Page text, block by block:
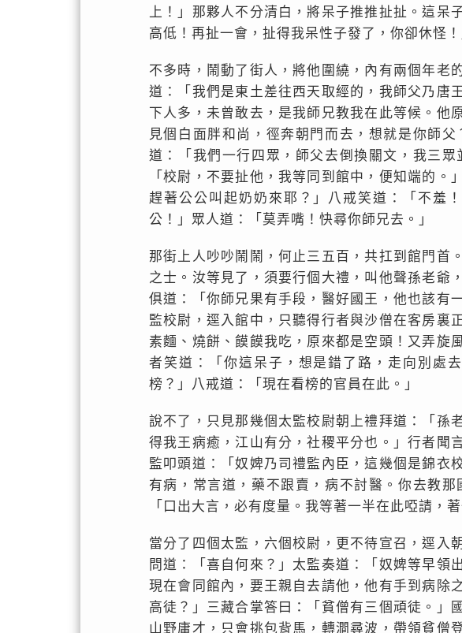
上！」那夥人不分清白，將呆子推推扯扯。這呆
高低！再扯一會，扯得我呆性子發了，你卻休怪！
不多時，鬧動了街人，將他圍繞，內有兩個年老
道：「我們是東土差往西天取經的，我師父乃唐
下人多，未曾敢去，是我師兄教我在此等候。
見個白面胖和尚，徑奔朝門而去，想就是你師
道：「我們一行四眾，師父去倒換關文，我三
「校尉，不要扯他，我等同到館中，便知端的
趕著公公叫起奶奶來耶？」八戒笑道：「不羞
公！」眾人道：「莫弄嘴！快尋你師兄去。」
那街上人吵吵鬧鬧，何止三五百，共扛到館門首
之士。汝等見了，須要行個大禮，叫他聲孫老爺
俱道：「你師兄果有手段，醫好國王，他也該有
監校尉，逕入館中，只聽得行者與沙僧在客房裏
素麵、燒餅、饃饃我吃，原來都是空頭！又弄旋
者笑道：「你這呆子，想是錯了路，走向別處
榜？」八戒道：「現在看榜的官員在此。」
說不了，只見那幾個太監校尉朝上禮拜道：「孫
得我王病癒，江山有分，社稷平分也。」行者聞
監叩頭道：「奴婢乃司禮監內臣，這幾個是錦衣
有病，常言道，藥不跟賣，病不討醫。你去教
「口出大言，必有度量。我等著一半在此啞請，
當分了四個太監，六個校尉，更不待宣召，逕入
問道：「喜自何來？」太監奏道：「奴婢等早領
現在會同館內，要王親自去請他，他有手到病除
高徒？」三藏合掌答曰：「貧僧有三個頑徒。」
山野庸才，只會挑包背馬，轉澗尋波，帶領貧僧